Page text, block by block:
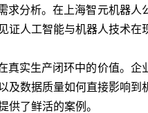
求分析。在上海智元机器人
证人工智能与机器人技术在
真实生产闭环中的价值。企
及数据质量如何直接影响到
供了鲜活的案例。